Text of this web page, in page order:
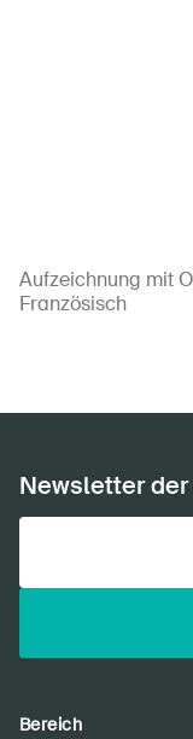
Aufzeichnung mit
Französisch
Newsletter
Bereich